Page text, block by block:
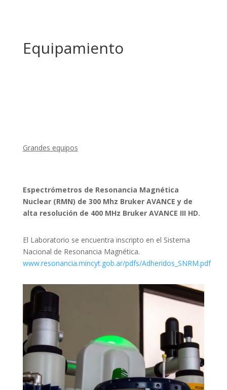
Equipamiento
Grandes equipos
Espectrómetros de Resonancia Magnética
Nuclear (RMN) de 300 Mhz Bruker AVANCE y de
alta resolución de 400 MHz Bruker AVANCE III HD.
El Laboratorio se encuentra inscripto en el Sistema
Nacional de Resonancia Magnética.
www.resonancia.mincyt.gob.ar/pdfs/Adheridos_SNRM.pdf